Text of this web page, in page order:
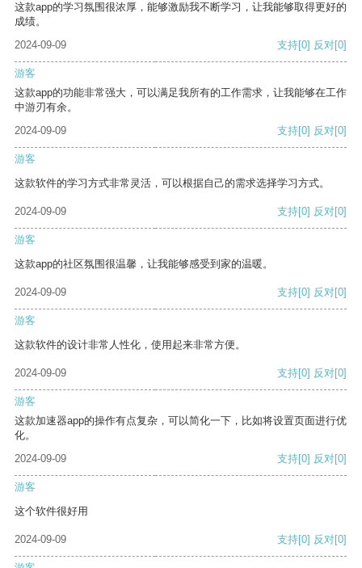
这款app的学习氛围很浓厚，能够激励我不断学习，让我能够取得更好的
成绩。
2024-09-09
支持[0] 反对[0]
游客
这款app的功能非常强大，可以满足我所有的工作需求，让我能够在工作
中游刃有余。
2024-09-09
支持[0] 反对[0]
游客
这款软件的学习方式非常灵活，可以根据自己的需求选择学习方式。
2024-09-09 支持[0] 反对[0]
游客
这款app的社区氛围很温馨，让我能够感受到家的温暖。
2024-09-09 支持[0] 反对[0]
游客
这款软件的设计非常人性化，使用起来非常方便。
2024-09-09 支持[0] 反对[0]
游客
这款加速器app的操作有点复杂，可以简化一下，比如将设置页面进行优
化。
2024-09-09
支持[0] 反对[0]
游客
这个软件很好用
2024-09-09 支持[0] 反对[0]